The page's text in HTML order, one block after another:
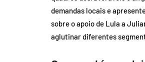
demandas locais e
sobre o apoio de Lula a
aglutinar diferentes